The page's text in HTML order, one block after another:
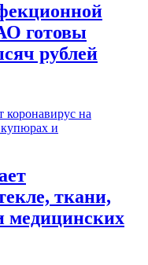
готовы
рублей
ткани,
медицинских